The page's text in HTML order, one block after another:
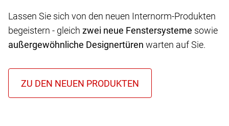
Lassen Sie sich von den neuen Internorm-Produkten
begeistern - gleich zwei neue Fenstersysteme sowie
außergewöhnliche Designertüren warten auf Sie.